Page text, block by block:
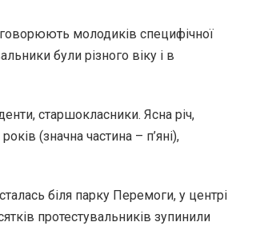
молодиків специфічної
були різного віку і в
старшокласники. Ясна річ,
(значна частина – п’яні),
біля парку Перемоги, у центрі
протестувальників зупинили